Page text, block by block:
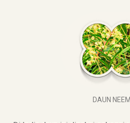
DAUN NEEM